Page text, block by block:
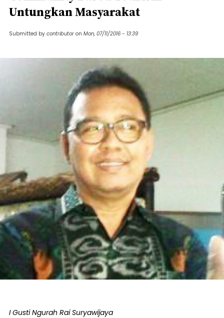
Untungkan Masyarakat
Submitted by contributor on Mon, 07/11/2016 - 13:39
I Gusti Ngurah Rai Suryawijaya